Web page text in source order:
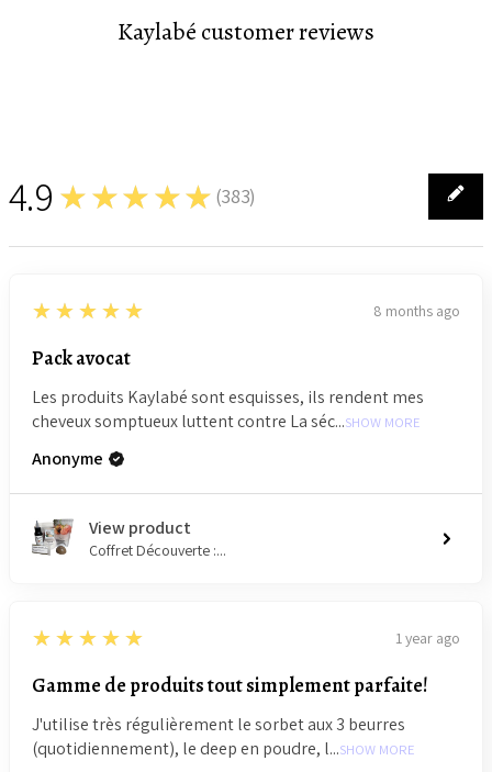
Kaylabé customer reviews
4.9 ★★★★★ (383)
383
5
★★★★★ 8 months ago
Pack avocat
Les produits Kaylabé sont esquisses, ils rendent mes
cheveux somptueux luttent contre La séc...SHOW MORE
Anonyme
View product
Coffret Découverte :...
5
★★★★★ 1 year ago
Gamme de produits tout simplement parfaite!
J'utilise très régulièrement le sorbet aux 3 beurres
(quotidiennement), le deep en poudre, l...SHOW MORE